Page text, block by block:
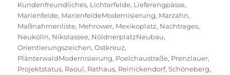
Kundenfreundliches, Lichterfelde, Lieferengpässe,
Marienfelde, MarienfeldeModernisierung, Marzahn,
Maßnahmenliste, Mehrower, Mexikoplatz, Nachtrages,
Neukölln, Nikolassee, NöldnerplatzNeubau,
Orientierungszeichen,Ostkreuz,
PlänterwaldModernisierung, Poelchaustraße, Prenzlauer,
Projektstatus, Raoul, Rathaus, Reinickendorf,Schöneberg,